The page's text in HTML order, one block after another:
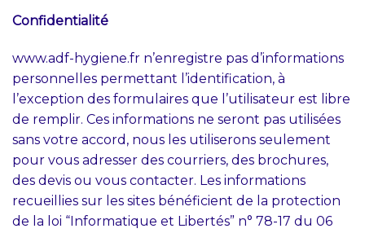
Confidentialité
www.adf-hygiene.fr n’enregistre pas d’informations
personnelles permettant l’identification, à
l’exception des formulaires que l’utilisateur est libre
de remplir. Ces informations ne seront pas utilisées
sans votre accord, nous les utiliserons seulement
pour vous adresser des courriers, des brochures,
des devis ou vous contacter. Les informations
recueillies sur les sites bénéficient de la protection
de la loi “Informatique et Libertés” n° 78-17 du 06